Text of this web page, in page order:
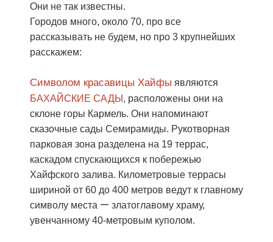
Они не так известны.
Городов много, около 70, про все
рассказывать не будем, но про 3 крупнейших
расскажем:
Символом красавицы Хайфы являются
БАХАЙСКИЕ САДЫ , расположены они на
склоне горы Кармель. Они напоминают
сказочные сады Семирамиды. Рукотворная
парковая зона разделена на 19 террас,
каскадом спускающихся к побережью
Хайфского залива. Километровые террасы
шириной от 60 до 400 метров ведут к главному
символу места — златоглавому храму,
увенчанному 40-метровым куполом.